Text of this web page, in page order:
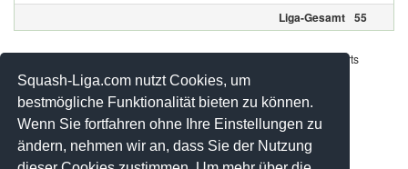
Squash-Liga.com nutzt Cookies, um
bestmögliche Funktionalität bieten zu können.
Wenn Sie fortfahren ohne Ihre Einstellungen zu
ändern, nehmen wir an, dass Sie der Nutzung
Liga-Gesamt 55
Werbung - Offizielle Pool Partner des deutschen Squashsports